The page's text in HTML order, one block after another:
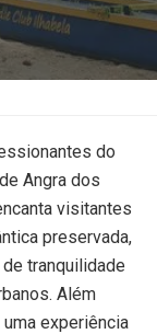
do
Angra dos
visitantes
preservada,
tranquilidade
Além
experiência